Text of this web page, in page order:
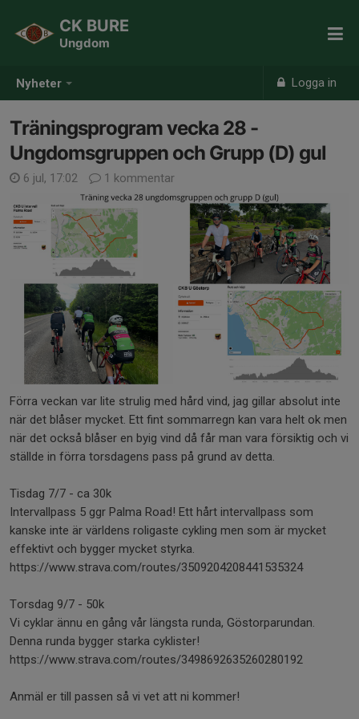
Nyheter Logga in
CK BURE
Ungdom
Träningsprogram vecka 28 -
Ungdomsgruppen och Grupp (D) gul
6 jul, 17:02 1 kommentar
Förra veckan var lite strulig med hård vind, jag gillar absolut inte
när det blåser mycket. Ett fint sommarregn kan vara helt ok men
när det också blåser en byig vind då får man vara försiktig och vi
ställde in förra torsdagens pass på grund av detta.
Tisdag 7/7 - ca 30k
Intervallpass 5 ggr Palma Road! Ett hårt intervallpass som
kanske inte är världens roligaste cykling men som är mycket
effektivt och bygger mycket styrka.
https://www.strava.com/routes/3509204208441535324
Torsdag 9/7 - 50k
Vi cyklar ännu en gång vår längsta runda, Göstorparundan.
Denna runda bygger starka cyklister!
https://www.strava.com/routes/3498692635260280192
Anmäl er till passen så vi vet att ni kommer!